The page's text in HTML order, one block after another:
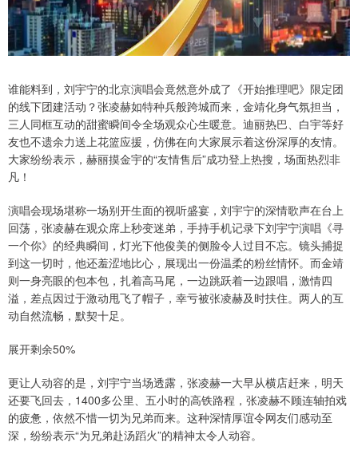
谁能料到，刘宇宁的北京演唱会竟然意外成了《开始推理吧》限定团
的线下团建活动？张凌赫如特种兵般跨城而来，金靖化身气氛担当，
三人同框互动的甜蜜瞬间令全场观众心生暖意。迪丽热巴、白宇等好
友也不遗余力送上花篮应援，仿佛在向大家展示着这份深厚的友情。
大家纷纷表示，赫丽摸金宇的“友情售后”成功登上热搜，场面热烈非
凡！
演唱会现场堪称一场别开生面的视听盛宴，刘宇宁的深情歌声在台上
回荡，张凌赫在观众席上秒变迷弟，手持手机记录下刘宇宁演唱《寻
一个你》的经典瞬间，灯光下他俊美的侧脸令人过目不忘。镜头捕捉
到这一切时，他还羞涩地比心，展现出一份温柔的粉丝情怀。而金靖
则一身亮眼的包本包，扎着高马尾，一边跳跃着一边跟唱，激情四
溢，差点因过于激动甩飞了帽子，幸亏被张凌赫及时扶住。两人的互
动自然流畅，默契十足。
展开剩余50%
更让人动容的是，刘宇宁当场透露，张凌赫一大早从横店赶来，明天
还要飞回去，1400多公里、五小时的高铁路程，张凌赫不顾连轴拍戏
的疲惫，依然不惜一切为兄弟而来。这种深情厚谊令网友们感动至
深，纷纷表示“为兄弟赴汤蹈火”的精神太令人动容。